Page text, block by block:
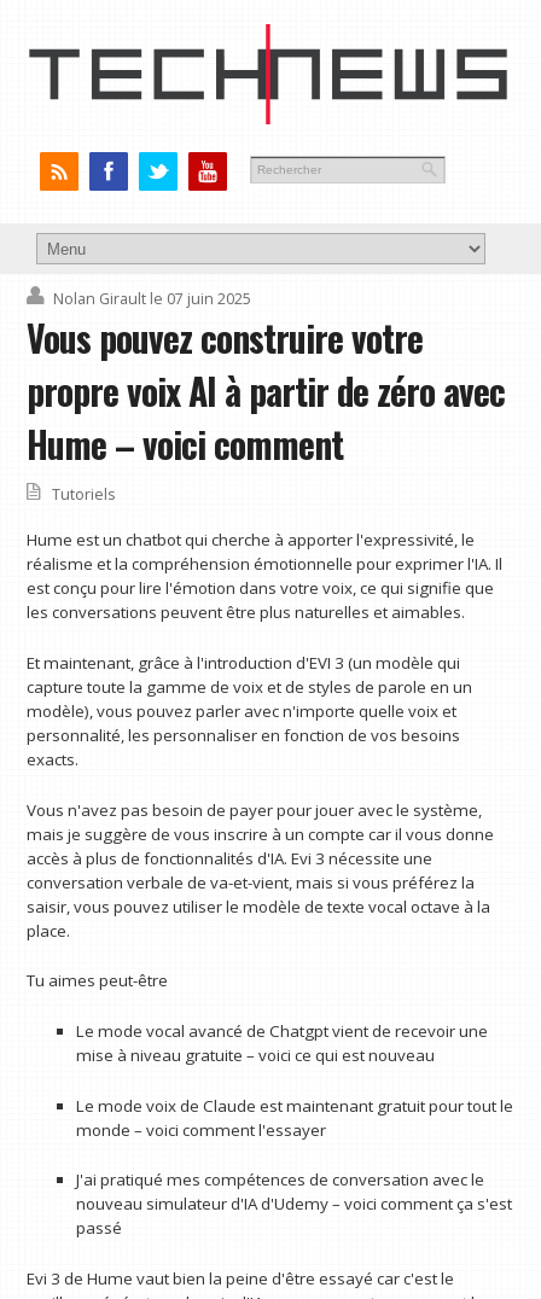
Nolan Girault le 07 juin 2025
Vous pouvez construire votre
propre voix AI à partir de zéro avec
Hume – voici comment
Tutoriels
Hume est un chatbot qui cherche à apporter l'expressivité, le
réalisme et la compréhension émotionnelle pour exprimer l'IA. Il
est conçu pour lire l'émotion dans votre voix, ce qui signifie que
les conversations peuvent être plus naturelles et aimables.
Et maintenant, grâce à l'introduction d'EVI 3 (un modèle qui
capture toute la gamme de voix et de styles de parole en un
modèle), vous pouvez parler avec n'importe quelle voix et
personnalité, les personnaliser en fonction de vos besoins
exacts.
Vous n'avez pas besoin de payer pour jouer avec le système,
mais je suggère de vous inscrire à un compte car il vous donne
accès à plus de fonctionnalités d'IA. Evi 3 nécessite une
conversation verbale de va-et-vient, mais si vous préférez la
saisir, vous pouvez utiliser le modèle de texte vocal octave à la
place.
Tu aimes peut-être
Le mode vocal avancé de Chatgpt vient de recevoir une
mise à niveau gratuite – voici ce qui est nouveau
Le mode voix de Claude est maintenant gratuit pour tout le
monde – voici comment l'essayer
J'ai pratiqué mes compétences de conversation avec le
nouveau simulateur d'IA d'Udemy – voici comment ça s'est
passé
Evi 3 de Hume vaut bien la peine d'être essayé car c'est le